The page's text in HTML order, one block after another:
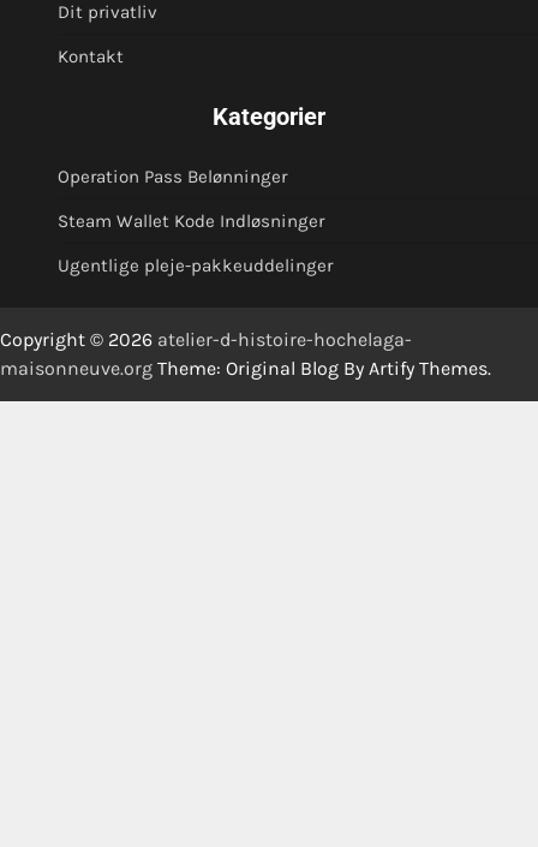
Dit privatliv
Kontakt
Kategorier
Operation Pass Belønninger
Steam Wallet Kode Indløsninger
Ugentlige pleje-pakkeuddelinger
Copyright © 2026 atelier-d-histoire-hochelaga-
maisonneuve.org Theme: Original Blog By Artify Themes.